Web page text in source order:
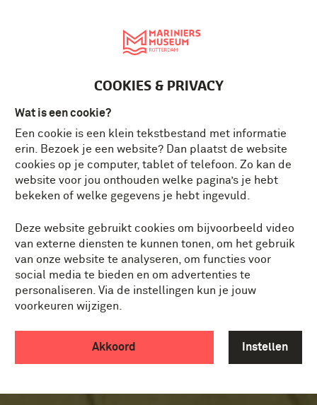
COOKIES & PRIVACY
Wat is een cookie?
Een cookie is een klein tekstbestand met informatie
erin. Bezoek je een website? Dan plaatst de website
cookies op je computer, tablet of telefoon. Zo kan de
website voor jou onthouden welke pagina’s je hebt
bekeken of welke gegevens je hebt ingevuld.
Deze website gebruikt cookies om bijvoorbeeld video
van externe diensten te kunnen tonen, om het gebruik
van onze website te analyseren, om functies voor
social media te bieden en om advertenties te
personaliseren. Via de instellingen kun je jouw
voorkeuren wijzigen.
Akkoord Instellen